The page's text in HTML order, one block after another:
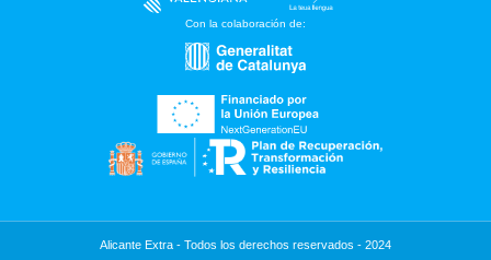
Con la colaboración de:
Alicante Extra - Todos los derechos reservados - 2024